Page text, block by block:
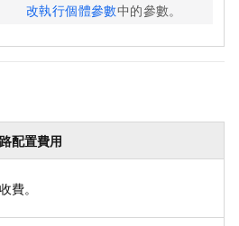
改執行個體參數中的參數。
配置費用
費。